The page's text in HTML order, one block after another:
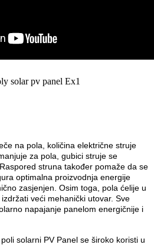
na pola, količina električne struje
za pola, gubici struje se
struna također pomaže da se
optimalna proizvodnja energije
zasjenjen. Osim toga, pola ćelije u
veći mehanički utovar. Sve
napajanje panelom energičnije i
solarni PV Panel se široko koristi u